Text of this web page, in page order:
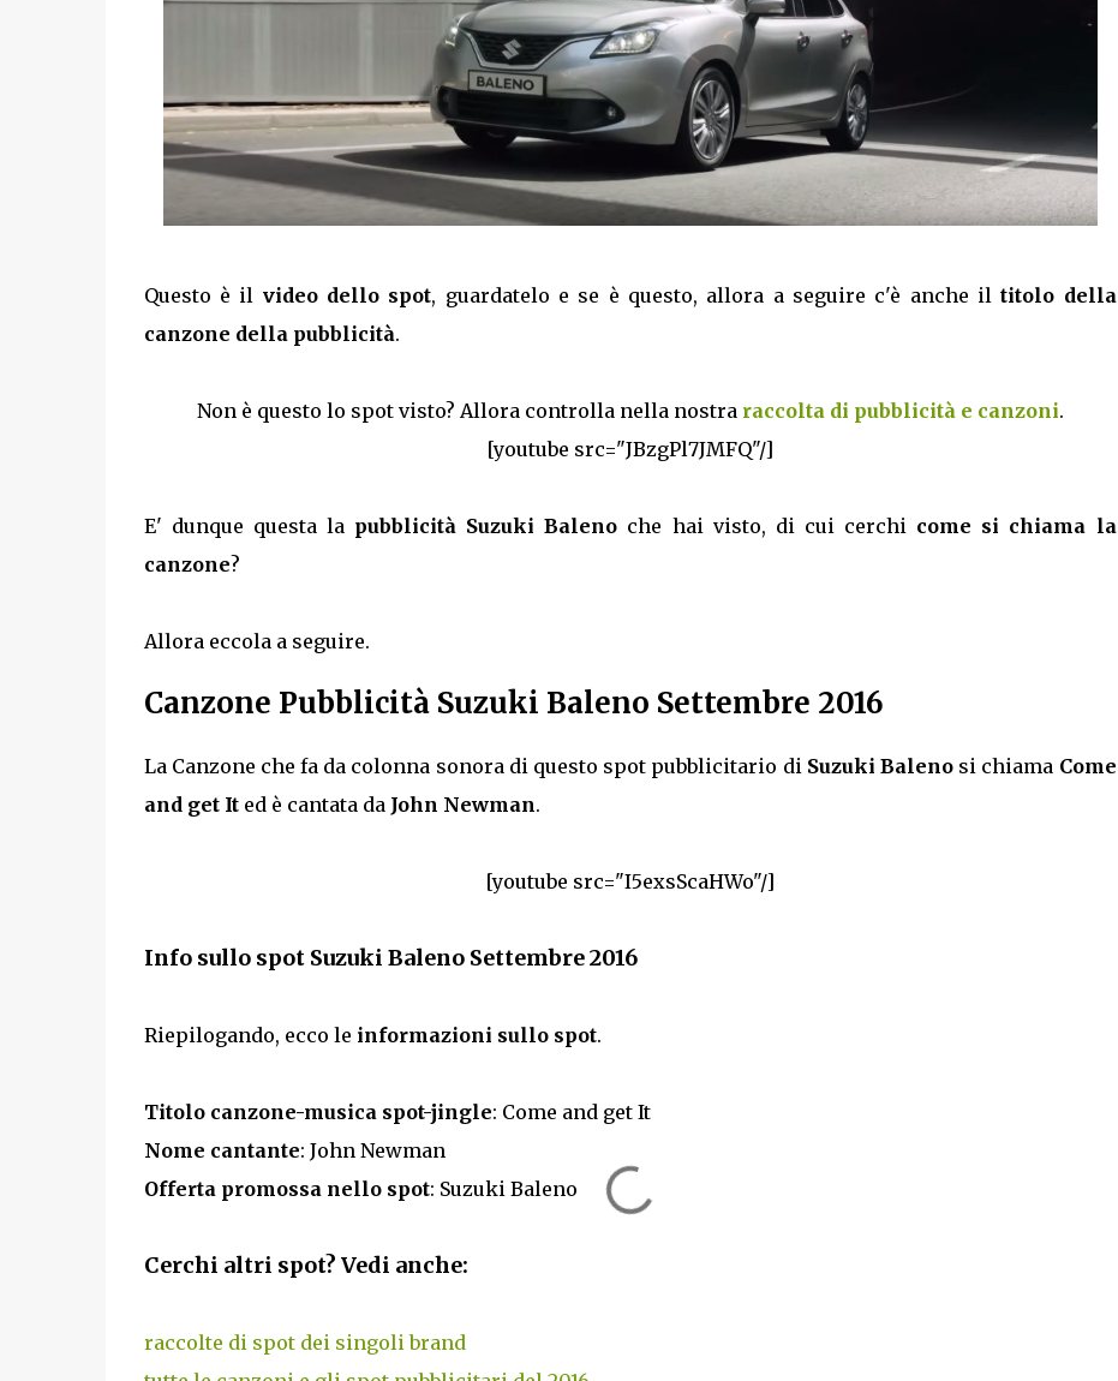
Questo è il video dello spot, guardatelo e se è questo, allora a seguire c'è anche iltitolo della
canzone della pubblicità.
Non è questo lo spot visto? Allora controlla nella nostra raccolta di pubblicità e canzoni.
[youtube src="JBzgPl7JMFQ"/]
E' dunque questa la pubblicità Suzuki Baleno che hai visto, di cui cerchi come si chiama la
canzone?
Allora eccola a seguire.
Canzone Pubblicità Suzuki Baleno Settembre 2016
La Canzone che fa da colonna sonora di questo spot pubblicitario di Suzuki Balenosi chiama Come
and get Ited è cantata da John Newman.
[youtube src="I5exsScaHWo"/]
Info sullo spot Suzuki Baleno Settembre 2016
Riepilogando, ecco le informazioni sullo spot.
Titolo canzone-musica spot-jingle: Come and get It
Nome cantante: John Newman
Offerta promossa nello spot: Suzuki Baleno
Cerchi altri spot? Vedi anche:
raccolte di spot dei singoli brand